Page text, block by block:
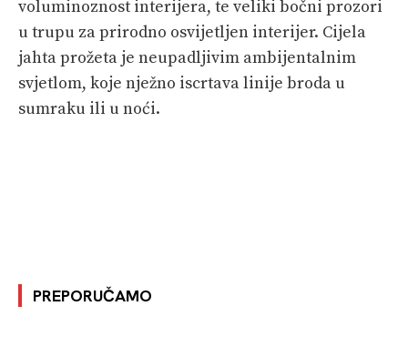
voluminoznost interijera, te veliki bočni prozori
u trupu za prirodno osvijetljen interijer. Cijela
jahta prožeta je neupadljivim ambijentalnim
svjetlom, koje nježno iscrtava linije broda u
sumraku ili u noći.
PREPORUČAMO